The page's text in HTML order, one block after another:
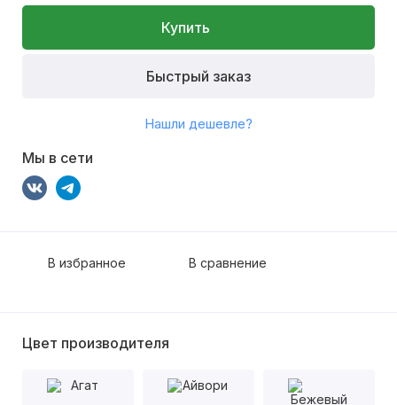
Купить
Быстрый заказ
Нашли дешевле?
Мы в сети
В избранное В сравнение
Цвет производителя